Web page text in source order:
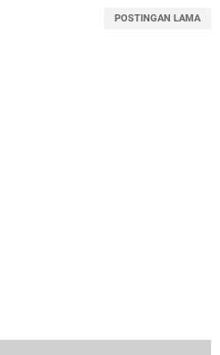
POSTINGAN LAMA